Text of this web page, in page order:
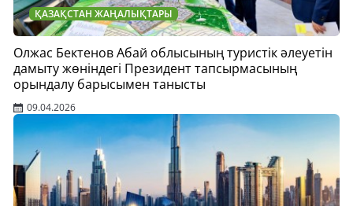
ҚАЗАҚСТАН ЖАҢАЛЫҚТАРЫ
Олжас Бектенов Абай облысының туристік әлеуетін
дамыту жөніндегі Президент тапсырмасының
орындалу барысымен танысты
09.04.2026